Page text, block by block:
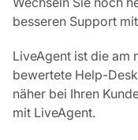
besseren Support
LiveAgent ist die am
bewertete Help-
näher bei Ihren
mit LiveAgent.